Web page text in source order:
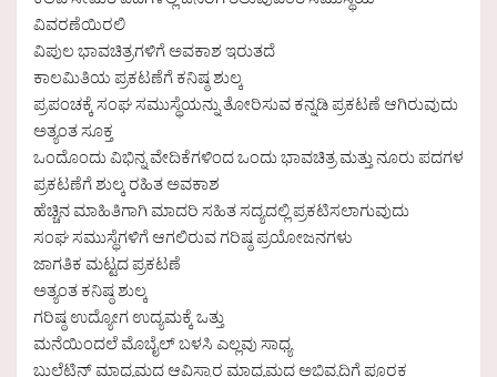
ವಿವರಣೆಯಿರಲಿ
ವಿಪುಲ ಭಾವಚಿತ್ರಗಳಿಗೆ ಅವಕಾಶ ಇರುತದೆ
ಕಾಲಮಿತಿಯ ಪ್ರಕಟಣೆಗೆ ಕನಿಷ್ಠ ಶುಲ್ಕ
ಪ್ರಪಂಚಕ್ಕೆ ಸಂಘ ಸಮುಸ್ಥೆಯನ್ನು ತೋರಿಸುವ ಕನ್ನಡಿ ಪ್ರಕಟಣೆ ಆಗಿರುವುದು
ಅತ್ಯಂತ ಸೂಕ್ತ
ಒಂದೊಂದು ವಿಭಿನ್ನ ವೇದಿಕೆಗಳಿಂದ ಒಂದು ಭಾವಚಿತ್ರ ಮತ್ತು ನೂರು ಪದಗಳ
ಪ್ರಕಟಣೆಗೆ ಶುಲ್ಕ ರಹಿತ ಅವಕಾಶ
ಹೆಚ್ಚಿನ ಮಾಹಿತಿಗಾಗಿ ಮಾದರಿ ಸಹಿತ ಸದ್ಯದಲ್ಲಿ ಪ್ರಕಟಿಸಲಾಗುವುದು
ಸಂಘ ಸಮುಸ್ಥೆಗಳಿಗೆ ಆಗಲಿರುವ ಗರಿಷ್ಠ ಪ್ರಯೋಜನಗಳು
ಜಾಗತಿಕ ಮಟ್ಟದ ಪ್ರಕಟಣೆ
ಅತ್ಯಂತ ಕನಿಷ್ಠ ಶುಲ್ಕ
ಗರಿಷ್ಠ ಉದ್ಯೋಗ ಉದ್ಯಮಕ್ಕೆ ಒತ್ತು
ಮನೆಯಿಂದಲೆ ಮೊಬೈಲ್ ಬಳಸಿ ಎಲ್ಲವು ಸಾಧ್ಯ